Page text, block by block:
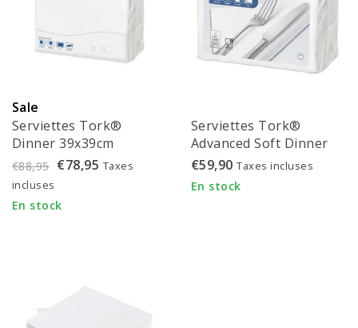
Sale
Serviettes Tork®
Dinner 39x39cm
blanches - 477554
€88,95 €78,95 Taxes
incluses
En stock
Serviettes Tork®
Advanced Soft Dinner
39x39cm - 477577
€59,90 Taxes incluses
En stock